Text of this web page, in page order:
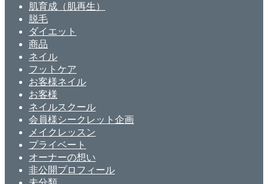
肌育成（肌再生）
脱毛
ダイエット
商品
ネイル
フットケア
お客様ネイル
お客様
ネイルスクール
会員様シークレット企画
メイクレッスン
プライベート
オーナーの想い
非公開プロフィール